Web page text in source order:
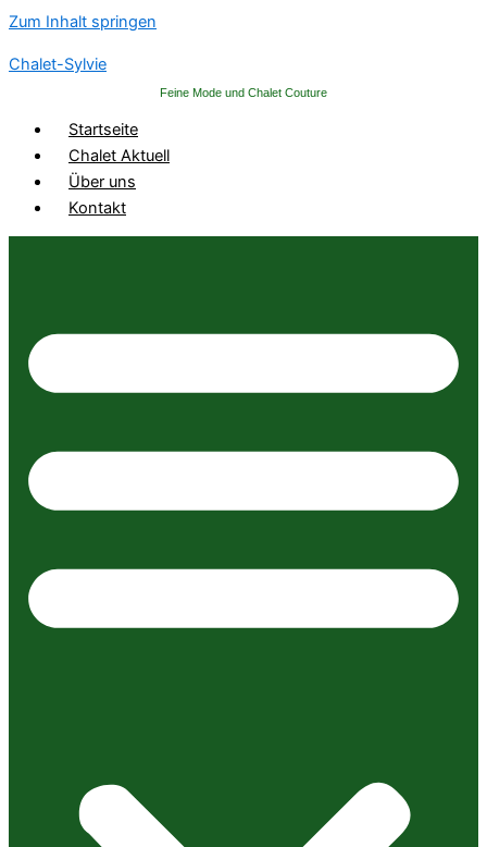
Zum Inhalt springen
Chalet-Sylvie
Feine Mode und Chalet Couture
Startseite
Chalet Aktuell
Über uns
Kontakt